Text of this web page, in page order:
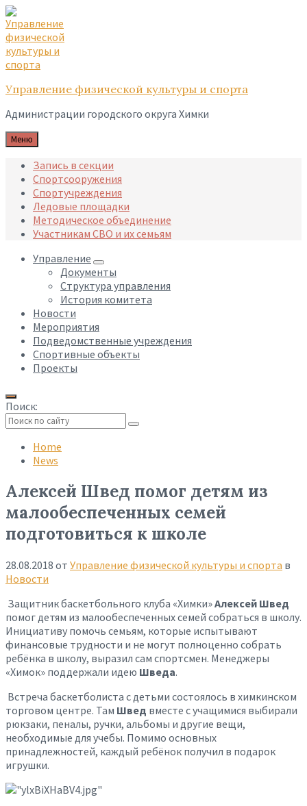
Skip
to
content
Skip
to
main
navigation
Skip
to
footer
Управление физической культуры и спорта
Администрации городского округа Химки
Меню
Запись в секции
Спортсооружения
Спортучреждения
Ледовые площадки
Методическое объединение
Участникам СВО и их семьям
Управление
Документы
Структура управления
История комитета
Новости
Мероприятия
Подведомственные учреждения
Спортивные объекты
Проекты
Поиск:
search
Home
News
Алексей Швед помог детям из
малообеспеченных семей
подготовиться к школе
28.08.2018 от Управление физической культуры и спорта в
Новости
Защитник баскетбольного клуба «Химки»Алексей Швед
помог детям из малообеспеченных семей собраться в школу.
Инициативу помочь семьям, которые испытывают
финансовые трудности и не могут полноценно собрать
ребёнка в школу, выразил сам спортсмен. Менеджеры
«Химок» поддержали идею Шведа.
Встреча баскетболиста с детьми состоялось в химкинском
торговом центре. Там Швед вместе с учащимися выбирали
рюкзаки, пеналы, ручки, альбомы и другие вещи,
необходимые для учебы. Помимо основных
принадлежностей, каждый ребёнок получил в подарок
игрушки.